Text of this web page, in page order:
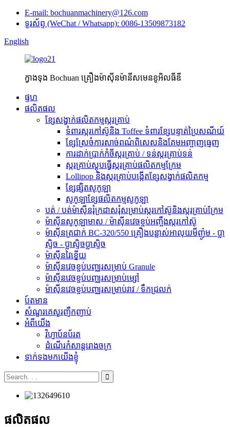
E-mail: bochuanmachinery@126.com
ទូរស័ព្ទ (WeChat / Whatsapp): 0086-13509873182
English
ក្វាងទុង Bochuan គ្រឿងម៉ាស៊ីនម៉ានីសមេនខូអិលធីឌី
ផ្ទហ
ផលិតផល
ខ្សែសង្វាក់ផលិតកម្មស្ករគ្រាប់
ទំពារស្ករកៅស៊ូនិង Toffee ទំពារខ្សែបន្ទាត់ប្រៃសណីយ៍
ខ្សែស្រែចំការសាច់ពណ៌ពិសេសនិងគែមអញ្ចាញធ្មេញ
ការដាក់ប្រាក់កំចីស្ករគ្រាប់ / ទន់ស្ករគ្រាប់ទន់
ស្ករគ្រាប់ស្តុបធ្វើស្ករគ្រាប់ផលិតកម្មក្រែម
Lollipop និងស្ករគ្រាប់បង្កើតខ្សែសង្វាក់ផលិតកម្ម
ខ្សែផ្សិតសូកូឡា
សូកូឡាខ្សែផលិតកម្មសូកូឡា
បត់ / បត់ម៉ាស៊ីនរុំក្រដាសរុំសម្រាប់ស្ករកៅស៊ូនិងស្ករគ្រាប់ក្រែម
ម៉ាស៊ីនសូកូឡាមាស / ម៉ាស៊ីនវេចខ្ចប់អញ្ចឹងស្ករកៅស៊ូ
ម៉ាស៊ីនត្រជាក់ BC-320/550 គ្រឿងបន្លាស់អាលុយមីញ៉ូម - ប្លា
ស្ទិច - ប្លាស្ទិចប្លាស្ទិច
ម៉ាស៊ីនវៃខ្នើយ
ម៉ាស៊ីនវេចខ្ចប់បញ្ឈរសម្រាប់ Granule
ម៉ាស៊ីនវេចខ្ចប់បញ្ឈរសម្រាប់ម្សៅ
ម៉ាស៊ីនវេចខ្ចប់បញ្ឈរសម្រាប់រាវ / ទឹកជ្រលក់
ប៍តមាន
សំណួរគេសួរញឹកញាប់
អំពីយើង
វិហ្ញាប័នប័រត
ដំណើរកំសាន្តរោងចក្រ
ទាក់ទងមកយើងខ្ញុំ
ផលិតផល